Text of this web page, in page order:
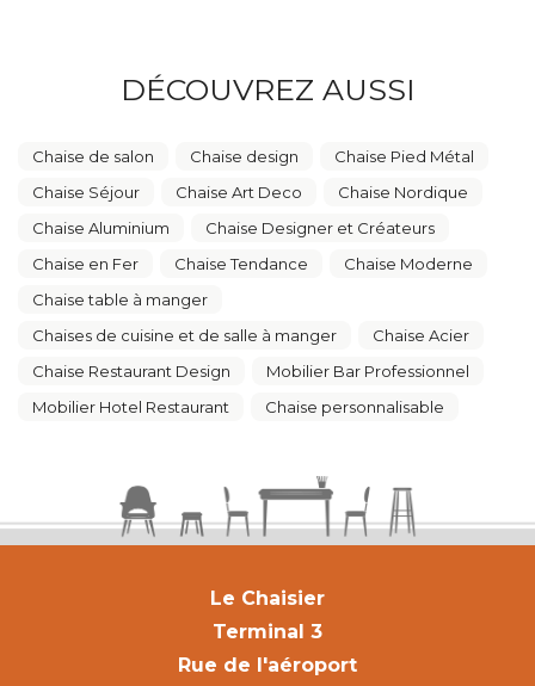
DÉCOUVREZ AUSSI
Chaise de salon Chaise design
Chaise Pied Métal
Chaise Séjour
Chaise Art Deco
Chaise Nordique
Chaise Aluminium
Chaise Designer et Créateurs
Chaise en Fer
Chaise Tendance
Chaise Moderne
Chaise table à manger
Chaises de cuisine et de salle à manger
Chaise Acier
Chaise Restaurant Design
Mobilier Bar Professionnel
Mobilier Hotel Restaurant
Chaise personnalisable
Le Chaisier
Terminal 3
Rue de l'aéroport